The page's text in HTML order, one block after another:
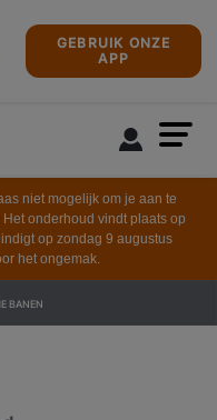
GEBRUIK ONZE
APP
niet mogelijk om je aan te
onderhoud vindt plaats op
op zondag 9 augustus
het ongemak.
BANEN